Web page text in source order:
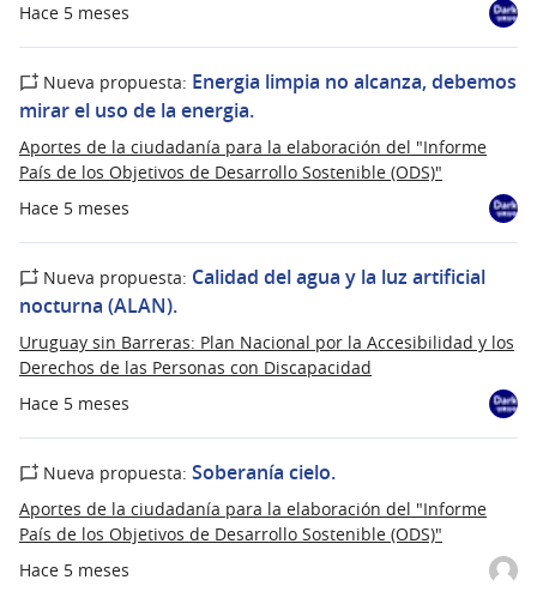
Hace 5 meses
Hace 5 meses
Nueva propuesta: Energia limpia no alcanza, debemos
mirar el uso de la energia.
Aportes de la ciudadanía para la elaboración del "Informe
País de los Objetivos de Desarrollo Sostenible (ODS)"
Hace 5 meses
Nueva propuesta: Calidad del agua y la luz artificial
nocturna (ALAN).
Uruguay sin Barreras: Plan Nacional por la Accesibilidad y los
Derechos de las Personas con Discapacidad
Hace 5 meses
Nueva propuesta: Soberanía cielo.
Aportes de la ciudadanía para la elaboración del "Informe
País de los Objetivos de Desarrollo Sostenible (ODS)"